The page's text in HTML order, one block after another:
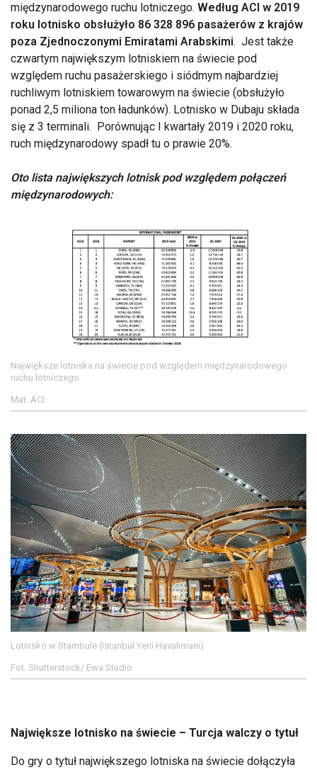
międzynarodowego ruchu lotniczego. Według ACI w 2019
roku lotnisko obsłużyło 86 328 896 pasażerów z krajów
poza Zjednoczonymi Emiratami Arabskimi. Jest także
czwartym największym lotniskiem na świecie pod
względem ruchu pasażerskiego i siódmym najbardziej
ruchliwym lotniskiem towarowym na świecie (obsłużyło
ponad 2,5 miliona ton ładunków). Lotnisko w Dubaju składa
się z 3 terminali. Porównując I kwartały 2019 i 2020 roku,
ruch międzynarodowy spadł tu o prawie 20%.
Oto lista największych lotnisk pod względem połączeń
międzynarodowych:
Największe lotniska na świecie pod względem międzynarodowego
ruchu lotniczego
Mat. ACI
Lotnisko w Stambule (Istanbul Yeni Havalimani)
Fot. Shutterstock/ Ewa Studio
Największe lotnisko na świecie – Turcja walczy o tytuł
Do gry o tytuł największego lotniska na świecie dołączyła